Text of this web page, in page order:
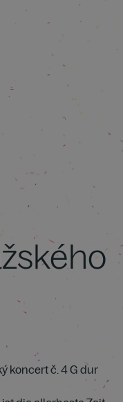
koncert č. 4 G dur